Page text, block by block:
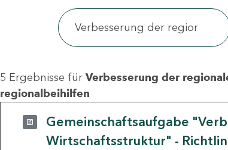
5 Ergebnisse für Verbesserung der
regionalbeihilfen
Gemeinschaftsaufgabe
Wirtschaftsstruktur" -